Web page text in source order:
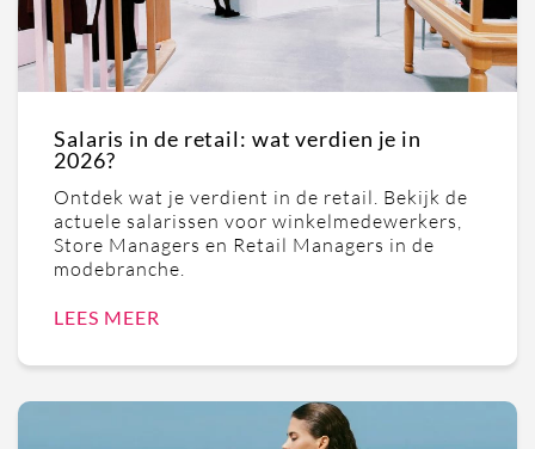
Salaris in de retail: wat verdien je in
2026?
Ontdek wat je verdient in de retail. Bekijk de
actuele salarissen voor winkelmedewerkers,
Store Managers en Retail Managers in de
modebranche.
LEES MEER